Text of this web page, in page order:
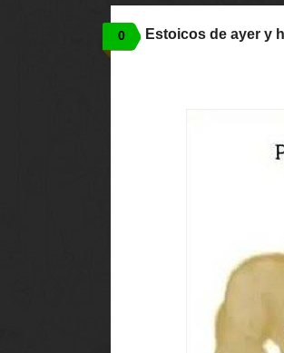
0 Estoicos de ayer y